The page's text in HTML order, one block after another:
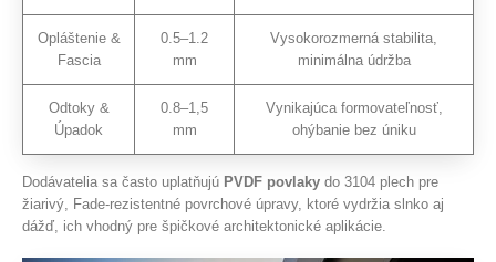
Opláštenie &
Fascia
0.5–1.2
mm
Vysokorozmerná stabilita,
minimálna údržba
Odtoky &
Úpadok
0.8–1,5
mm
Vynikajúca formovateľnosť,
ohýbanie bez úniku
Dodávatelia sa často uplatňujú PVDF povlaky do 3104 plech pre
žiarivý, Fade-rezistentné povrchové úpravy, ktoré vydržia slnko aj
dážď, ich vhodný pre špičkové architektonické aplikácie.